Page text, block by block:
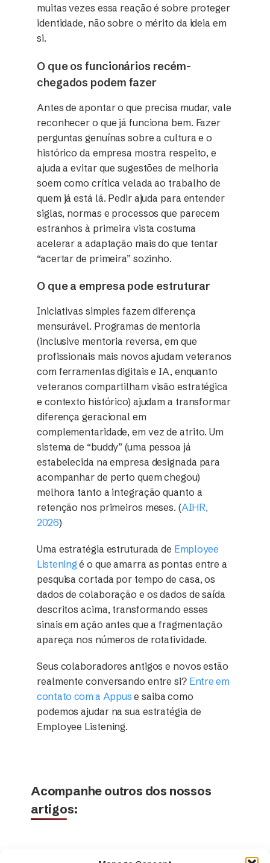
muitas vezes essa reação é sobre proteger
identidade, não sobre o mérito da ideia em
si.
O que os funcionários recém-
chegados podem fazer
Antes de apontar o que precisa mudar, vale
reconhecer o que já funciona bem. Fazer
perguntas genuínas sobre a cultura e o
histórico da empresa mostra respeito, e
ajuda a evitar que sugestões de melhoria
soem como crítica velada ao trabalho de
quem já está lá. Pedir ajuda para entender
siglas, normas e processos que parecem
estranhos à primeira vista costuma
acelerar a adaptação mais do que tentar
“acertar de primeira” sozinho.
O que a empresa pode estruturar
Iniciativas simples fazem diferença
mensurável. Programas de mentoria
(inclusive mentoria reversa, em que
profissionais mais novos ajudam veteranos
com ferramentas digitais e IA, enquanto
veteranos compartilham visão estratégica
e contexto histórico) ajudam a transformar
diferença geracional em
complementaridade, em vez de atrito. Um
sistema de “buddy” (uma pessoa já
estabelecida na empresa designada para
acompanhar de perto quem chegou)
melhora tanto a integração quanto a
retenção nos primeiros meses. (AIHR,
2026)
Uma estratégia estruturada de Employee
Listeningé o que amarra as pontas entre a
pesquisa cortada por tempo de casa, os
dados de colaboração e os dados de saída
descritos acima, transformando esses
sinais em ação antes que a fragmentação
apareça nos números de rotatividade.
Seus colaboradores antigos e novos estão
realmente conversando entre si? Entre em
contato com a Appus e saiba como
podemos ajudar na sua estratégia de
Employee Listening.
Acompanhe outros dos nossos
artigos: